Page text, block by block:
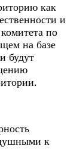
как
и
по
на базе
будут
к